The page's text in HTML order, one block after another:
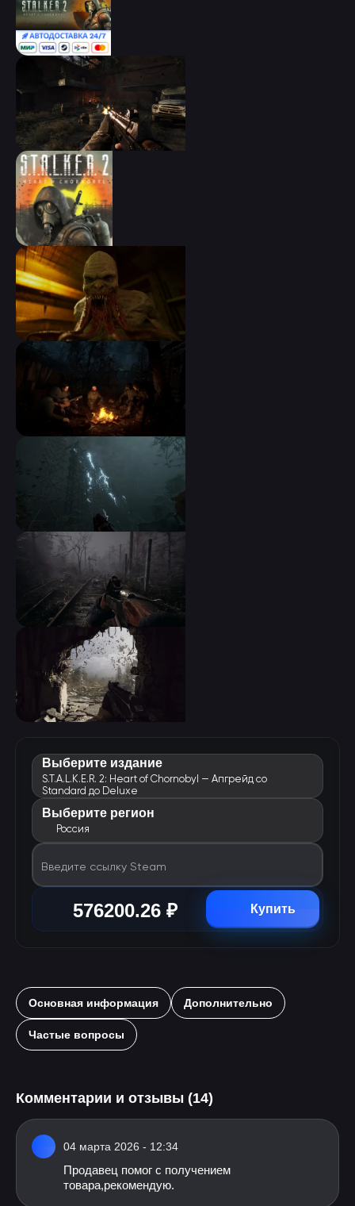
Выберите издание
S.T.A.L.K.E.R. 2: Heart of Chornobyl — Апгрейд со
Standard до Deluxe
Выберите регион
Россия
Введите ссылку Steam
576200.26 ₽ Купить
Основная информация Дополнительно
Частые вопросы
Комментарии и отзывы (14)
04 марта 2026 - 12:34
Продавец помог с получением
товара,рекомендую.